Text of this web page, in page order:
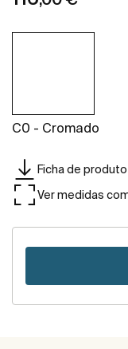
C0 - Cromado
Ficha de
Ver medidas